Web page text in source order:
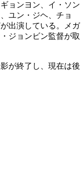
ョンヨン、イ・ソン
ユン・ジヘ、チョ
出演している。メガ
ジョンビン監督が取
が終了し、現在は後